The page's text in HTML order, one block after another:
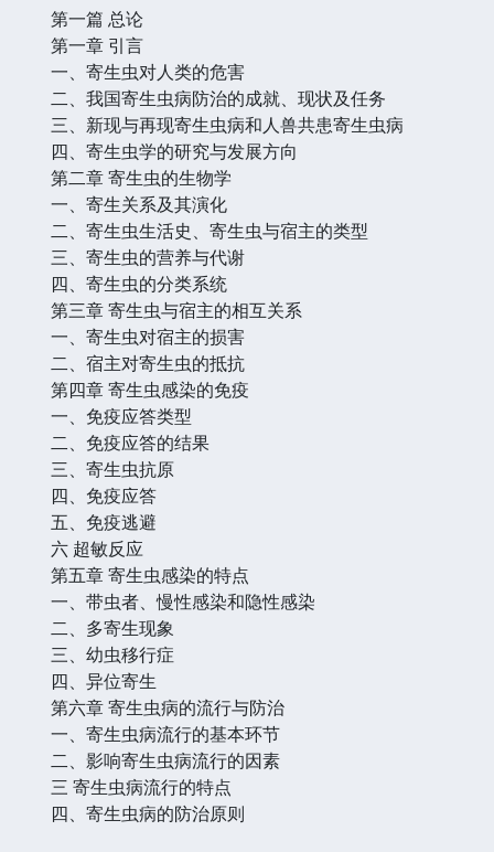
第一篇 总论
第一章 引言
一、寄生虫对人类的危害
二、我国寄生虫病防治的成就、现状及任务
三、新现与再现寄生虫病和人兽共患寄生虫病
四、寄生虫学的研究与发展方向
第二章 寄生虫的生物学
一、寄生关系及其演化
二、寄生虫生活史、寄生虫与宿主的类型
三、寄生虫的营养与代谢
四、寄生虫的分类系统
第三章 寄生虫与宿主的相互关系
一、寄生虫对宿主的损害
二、宿主对寄生虫的抵抗
第四章 寄生虫感染的免疫
一、免疫应答类型
二、免疫应答的结果
三、寄生虫抗原
四、免疫应答
五、免疫逃避
六 超敏反应
第五章 寄生虫感染的特点
一、带虫者、慢性感染和隐性感染
二、多寄生现象
三、幼虫移行症
四、异位寄生
第六章 寄生虫病的流行与防治
一、寄生虫病流行的基本环节
二、影响寄生虫病流行的因素
三 寄生虫病流行的特点
四、寄生虫病的防治原则